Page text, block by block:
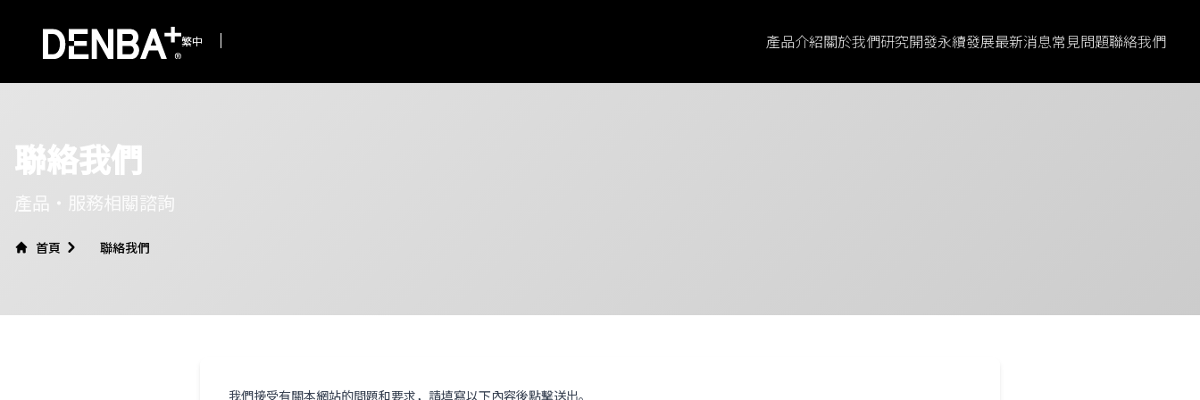
繁中 產品介紹關於我們研究開發永續發展最新消息常見問題聯絡我們
聯絡我們
產品・服務相關諮詢
首頁 聯絡我們
我們接受有關本網站的問題和要求，請填寫以下內容後點擊送出。